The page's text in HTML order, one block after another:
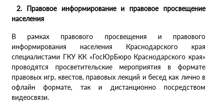
2. Правовое информирование и правовое просвещение
населения
В рамках правового просвещения и правового
информирования населения Краснодарского края
специалистами ГКУ КК «ГосЮрБюро Краснодарского края»
проводятся просветительские мероприятия в формате
правовых игр, квестов, правовых лекций и бесед как лично в
офлайн формате, так и дистанционно посредством
видеосвязи.